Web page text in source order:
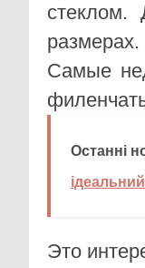
стеклом.
размерах.
Самые
Останні
Это